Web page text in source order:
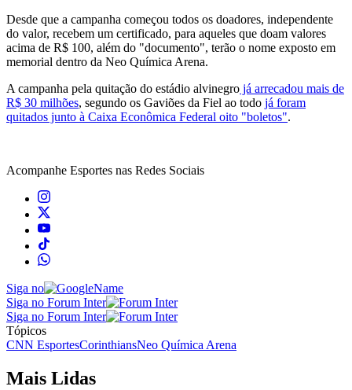
Desde que a campanha começou todos os doadores, independente
do valor, recebem um certificado, para aqueles que doam valores
acima de R$ 100, além do "documento", terão o nome exposto em
memorial dentro da Neo Química Arena.
A campanha pela quitação do estádio alvinegro já arrecadou mais de
R$ 30 milhões, segundo os Gaviões da Fiel ao todo já foram
quitados junto à Caixa Econômica Federal oito "boletos".
Acompanhe Esportes nas Redes Sociais
Siga no
Siga no Forum Inter
Siga no Forum Inter
Tópicos
CNN EsportesCorinthiansNeo Química Arena
Mais Lidas